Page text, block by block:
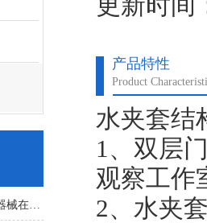
产品特性
Product
水夹套结
1、双层
观察工作
2、水夹
干烤灭菌器：让耐高温器械在无水高温中重获无菌新生